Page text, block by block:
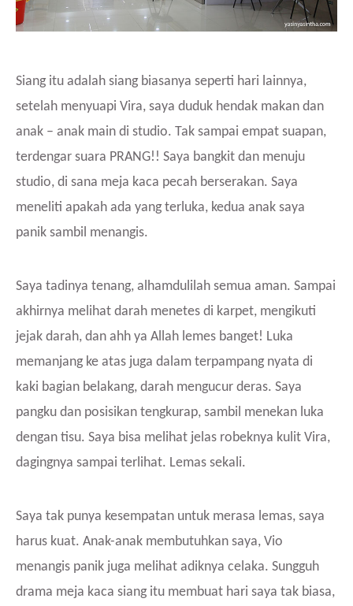
Siang itu adalah siang biasanya seperti hari lainnya,
setelah menyuapi Vira, saya duduk hendak makan dan
anak – anak main di studio. Tak sampai empat suapan,
terdengar suara PRANG!! Saya bangkit dan menuju
studio, di sana meja kaca pecah berserakan. Saya
meneliti apakah ada yang terluka, kedua anak saya
panik sambil menangis.
Saya tadinya tenang, alhamdulilah semua aman. Sampai
akhirnya melihat darah menetes di karpet, mengikuti
jejak darah, dan ahh ya Allah lemes banget! Luka
memanjang ke atas juga dalam terpampang nyata di
kaki bagian belakang, darah mengucur deras. Saya
pangku dan posisikan tengkurap, sambil menekan luka
dengan tisu. Saya bisa melihat jelas robeknya kulit Vira,
dagingnya sampai terlihat. Lemas sekali.
Saya tak punya kesempatan untuk merasa lemas, saya
harus kuat. Anak-anak membutuhkan saya, Vio
menangis panik juga melihat adiknya celaka. Sungguh
drama meja kaca siang itu membuat hari saya tak biasa,